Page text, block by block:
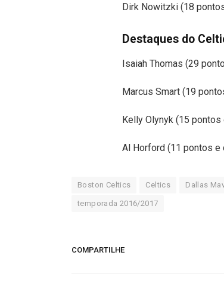
Dirk Nowitzki (18
Destaques do
Isaiah Thomas (29
Marcus Smart (19
Kelly Olynyk (15
Al Horford (11 pontos e
Boston Celtics Celtics Dallas
temporada 2016/2017
COMPARTILHE